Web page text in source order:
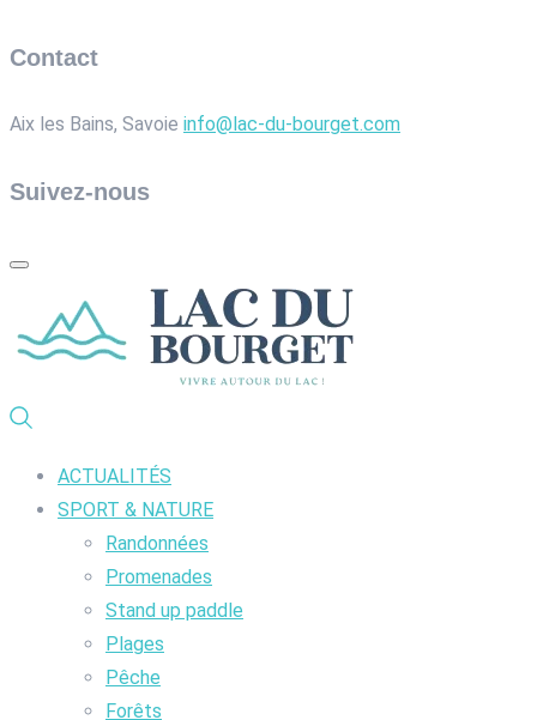
Contact
Aix les Bains, Savoie info@lac-du-bourget.com
Suivez-nous
ACTUALITÉS
SPORT & NATURE
Randonnées
Promenades
Stand up paddle
Plages
Pêche
Forêts